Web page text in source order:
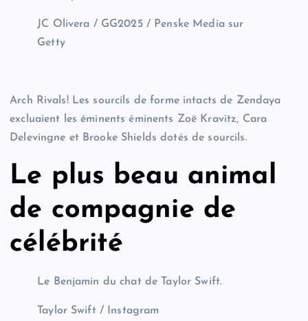
JC Olivera / GG2025 / Penske Media sur
Getty
Arch Rivals! Les sourcils de forme intacts de Zendaya
excluaient les éminents éminents Zoë Kravitz, Cara
Delevingne et Brooke Shields dotés de sourcils.
Le plus beau animal
de compagnie de
célébrité
Le Benjamin du chat de Taylor Swift.
Taylor Swift / Instagram